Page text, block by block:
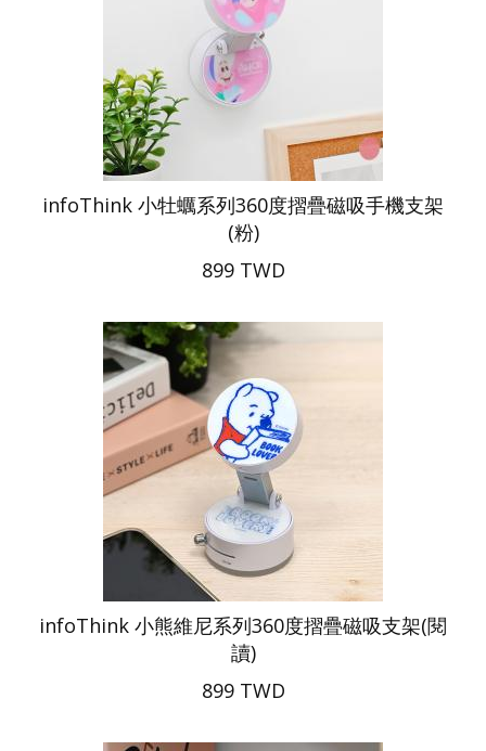
infoThink 小牡蠣系列360度摺疊磁吸手機支架
(粉)
899 TWD
infoThink 小熊維尼系列360度摺疊磁吸支架(閱
讀)
899 TWD